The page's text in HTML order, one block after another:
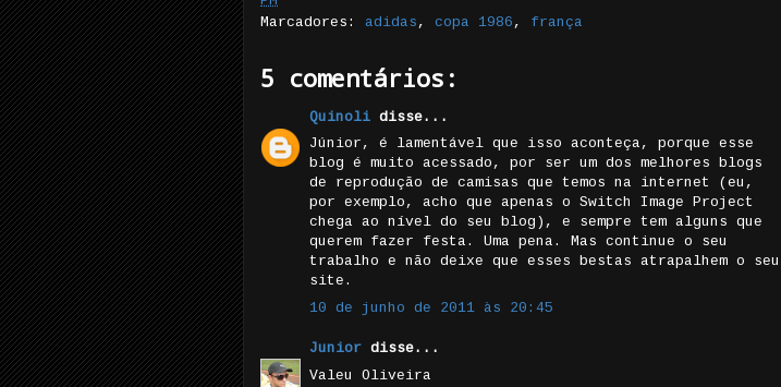
Marcadores: adidas , copa 1986 , frança
5 comentários:
Quinoli disse...
Júnior, é lamentável que isso aconteça, porque esse
blog é muito acessado, por ser um dos melhores blogs
de reprodução de camisas que temos na internet (eu,
por exemplo, acho que apenas o Switch Image Project
chega ao nível do seu blog), e sempre tem alguns que
querem fazer festa. Uma pena. Mas continue o seu
trabalho e não deixe que esses bestas atrapalhem o seu
site.
10 de junho de 2011 às 20:45
Junior disse...
Valeu Oliveira